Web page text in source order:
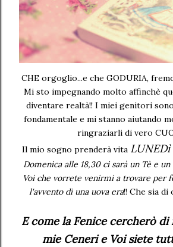
CHE orgoglio...e che GODURIA,
Mi sto impegnando molto affinchè
diventare realtà!! I miei genitori
fondamentale e mi stanno aiutando
ringraziarli di vero
Il mio sogno prenderà vita LUNEDì
Domenica alle 18,30 ci sarà un Tè e
Voi che vorrete venirmi a trovare per
l'avvento di una uova era!! Che sia
E come la Fenice cercherò di
mie Ceneri e Voi siete